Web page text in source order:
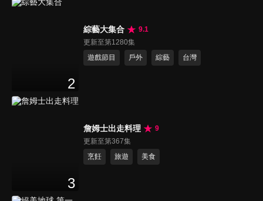
2
綜藝大集合
9.1
更新至第1280集
遊戲節目
戶外 綜藝 台灣
3
詹姆士出走料理
9
更新至第367集
烹飪
旅遊 美食